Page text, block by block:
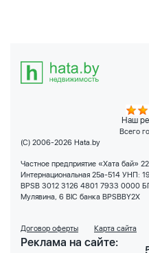
Наш
Всего
(C) 2006-2026 Hata.by
Частное предприятие «Хата бай»
Интернациональная 25а-514 УНП:
BPSB 3012 3126 4801 7933 0000
Мулявина, 6 BIC банка BPSBBY2X
Договор оферты Карта сайта
Реклама на сайте: